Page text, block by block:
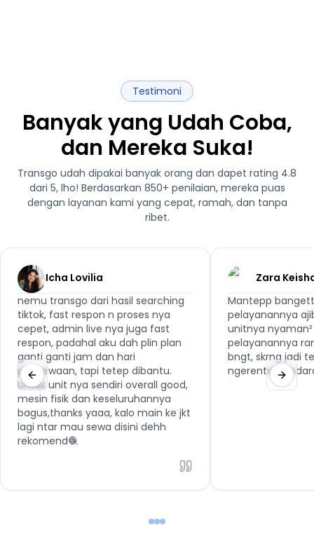
Testimoni
Banyak yang Udah Coba,
dan Mereka Suka!
Transgo udah dipakai banyak orang dan dapet rating 4.8
dari 5, lho! Berdasarkan 850+ penilaian, mereka puas
dengan layanan kami yang cepat, ramah, dan tanpa
ribet.
Icha Lovilia
nemu transgo dari hasil searching
tiktok, fast respon n proses nya
cepet, admin live nya juga fast
respon, padahal aku dah plin plan
ganti ganti jam dan hari
penyewaan, tapi tetep dibantu.
Untuk unit nya sendiri overall good,
mesin fisik dan keseluruhannya
bagus,thanks yaaa, kalo main ke jkt
lagi ntar mau sewa disini dehh
rekomend🧶
Zara
Mantepp
pelayanannya
unitnya
pelayanannya
bngt, skrng jadi
ngerental